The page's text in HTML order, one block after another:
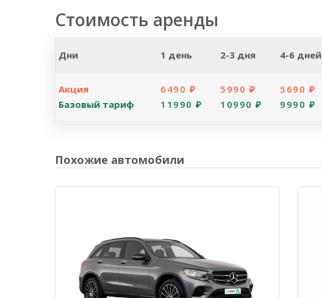
Стоимость аренды
Дни 1 день 2-3 дня 4-6 дней
Акция
Базовый тариф
6490 ₽
11990 ₽
5990 ₽
10990 ₽
5690 ₽
9990 ₽
Похожие автомобили